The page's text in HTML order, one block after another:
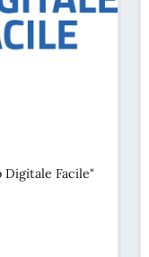
Facile"